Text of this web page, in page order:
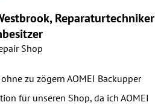
Reparaturtechniker
Shop
zu zögern AOMEI Backupper
für unseren Shop, da ich AOMEI